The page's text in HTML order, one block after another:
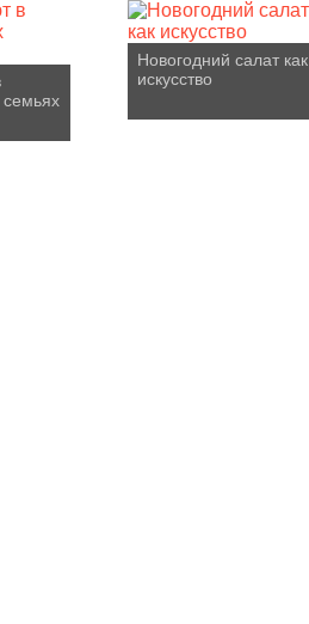
семьях
Новогодний салат как
искусство